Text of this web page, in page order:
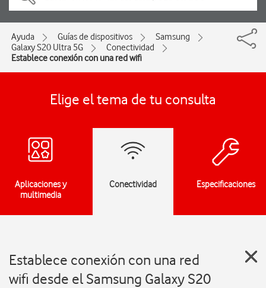
Ayuda Guías de dispositivos
Samsung
Galaxy S20 Ultra 5G
Conectividad
Establece conexión con una red wifi
Elige el tema de tu consulta
Aplicaciones y
multimedia
Conectividad Especificaciones
Establece conexión con una red
wifi desde el Samsung Galaxy S20